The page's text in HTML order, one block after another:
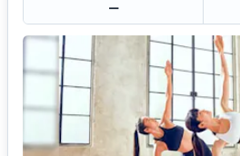
ー